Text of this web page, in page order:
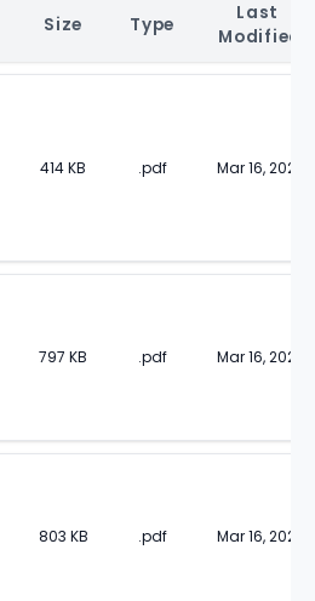
Size Type
Last
Modified
414 KB .pdf Mar 16, 2023
797 KB .pdf Mar 16, 2023
803 KB .pdf Mar 16, 2023